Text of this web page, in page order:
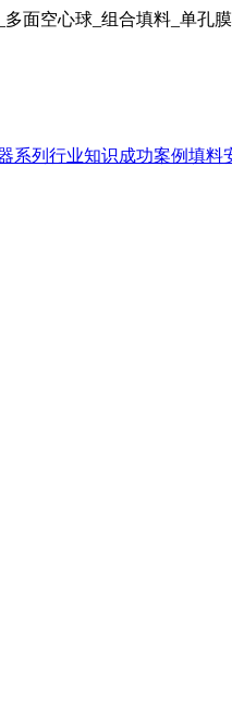
面空心球_组合填料_单孔
系列 行业知识成功案例填料